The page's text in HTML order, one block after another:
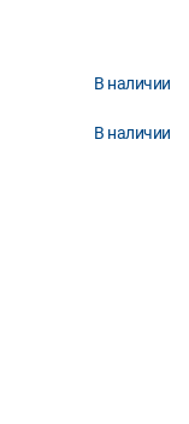
В наличии
В наличии